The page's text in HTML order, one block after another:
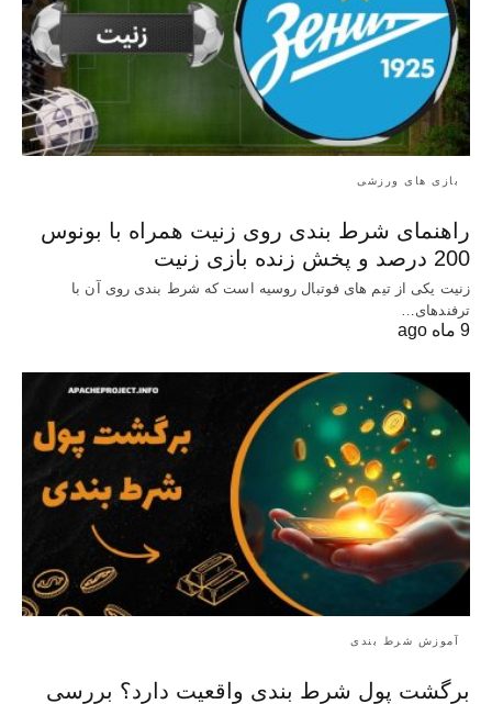
بازی های ورزشی
راهنمای شرط بندی روی زنیت همراه با بونوس
200 درصد و پخش زنده بازی زنیت
زنیت یکی از تیم های فوتبال روسیه است که شرط بندی روی آن با
ترفندهای…
9 ماه ago
آموزش شرط بندی
برگشت پول شرط بندی واقعیت دارد؟ بررسی